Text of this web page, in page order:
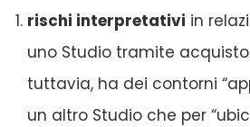
rischi interpretativi in
uno Studio tramite acquisto
tuttavia, ha dei contorni
un altro Studio che per